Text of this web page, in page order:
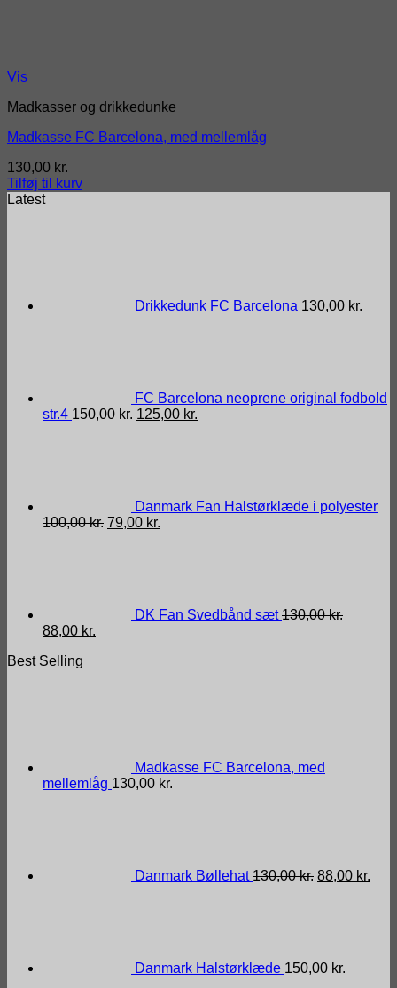
Vis
Madkasser og drikkedunke
Madkasse FC Barcelona, med mellemlåg
130,00 kr.
Tilføj til kurv
Latest
Drikkedunk FC Barcelona 130,00 kr.
FC Barcelona neoprene original fodbold
str.4 150,00kr. Den
125,00 kr.
Danmark Fan Halstørklæde i polyester
100,00kr. Den
79,00 kr.
DK Fan Svedbånd sæt 130,00kr.
Den
pris
88,00 kr.
Best Selling
Madkasse FC Barcelona, med
mellemlåg 130,00 kr.
Danmark Bøllehat 130,00kr. 88,00 kr.
Danmark Halstørklæde 150,00 kr.